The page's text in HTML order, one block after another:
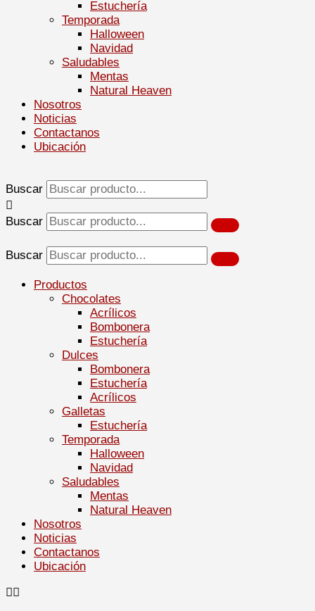
Estuchería
Temporada
Halloween
Navidad
Saludables
Mentas
Natural Heaven
Nosotros
Noticias
Contactanos
Ubicación
Buscar
Buscar
Buscar
Productos
Chocolates
Acrílicos
Bombonera
Estuchería
Dulces
Bombonera
Estuchería
Acrílicos
Galletas
Estuchería
Temporada
Halloween
Navidad
Saludables
Mentas
Natural Heaven
Nosotros
Noticias
Contactanos
Ubicación